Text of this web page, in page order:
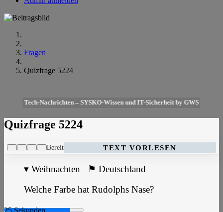
Fragen
Quizfrage 5224
Tech-Nachrichten – SYSKO-Wissen und IT-Sicherheit by GWS
Quizfrage 5224
Bereit TEXT VORLESEN
▾ Weihnachten ⚑ Deutschland
Welche Farbe hat Rudolphs Nase?